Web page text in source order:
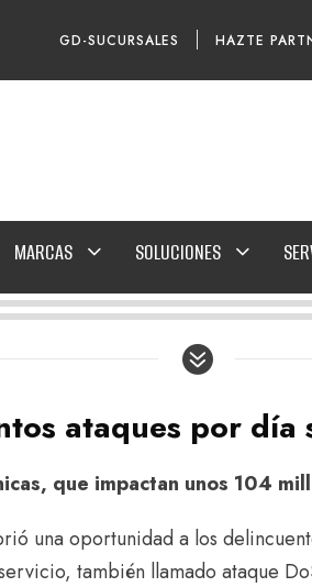
GD-SUCURSALES HAZTE
MARCAS SOLUCIONES
ataques por
que impactan unos 104
una oportunidad a los
también llamado ataque